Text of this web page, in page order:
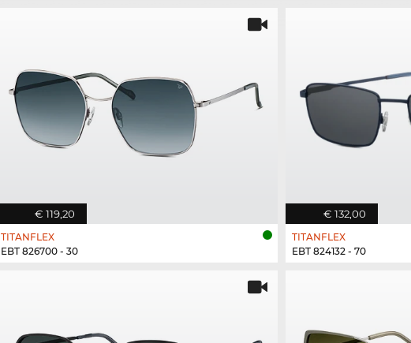
€ 119,20
TITANFLEX
EBT 826700 - 30
€ 132,00
TITANFLEX
EBT 824132 - 70